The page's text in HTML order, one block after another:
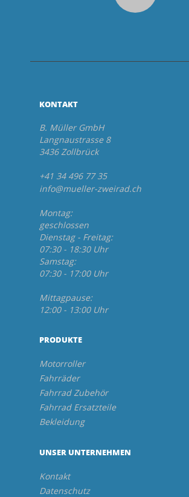
KONTAKT
B. Müller GmbH
Langnaustrasse 8
3436 Zollbrück
+41 34 496 77 35
info@mueller-zweirad.ch
Montag:
geschlossen
Dienstag - Freitag:
07:30 - 18:30 Uhr
Samstag:
07:30 - 17:00 Uhr
Mittagpause:
12:00 - 13:00 Uhr
PRODUKTE
Motorroller
Fahrräder
Fahrrad Zubehör
Fahrrad Ersatzteile
Bekleidung
UNSER UNTERNEHMEN
Kontakt
Datenschutz